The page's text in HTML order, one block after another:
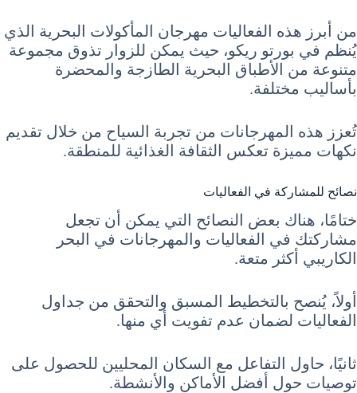
من أبرز هذه الفعاليات مهرجان المأكولات البحرية الذي
يُنظم في بورتو ريكو، حيث يمكن للزوار تذوق مجموعة
متنوعة من الأطباق البحرية الطازجة والمحضرة
بأساليب مختلفة.
تُعزز هذه المهرجانات من تجربة السياح من خلال تقديم
نكهات مميزة تعكس الثقافة الغذائية للمنطقة.
نصائح للمشاركة في الفعاليات
ختامًا، هناك بعض النصائح التي يمكن أن تجعل
مشاركتك في الفعاليات والمهرجانات في البحر
الكاريبي أكثر متعة.
أولاً، يُنصح بالتخطيط المسبق والتحقق من جداول
الفعاليات لضمان عدم تفويت أي منها.
ثانيًا، حاول التفاعل مع السكان المحليين للحصول على
توصيات حول أفضل الأماكن والأنشطة.